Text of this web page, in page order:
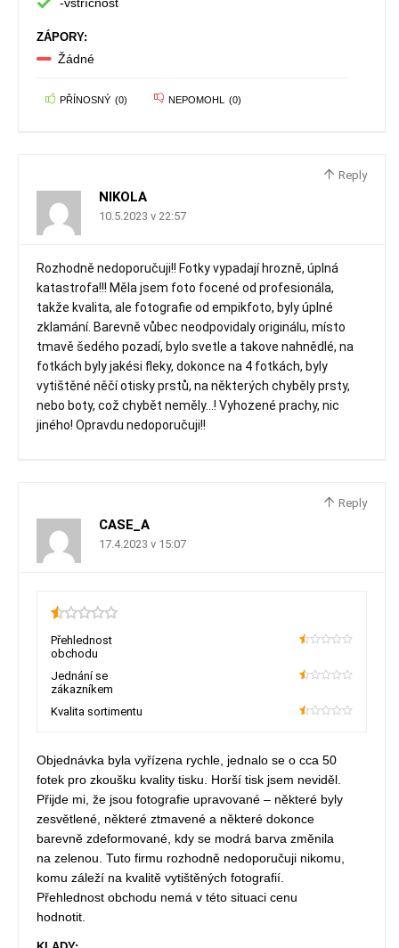
ZÁPORY:
Žádné
PŘÍNOSNÝ (0) NEPOMOHL (0)
Reply
NIKOLA
10.5.2023 v 22:57
Rozhodně nedoporučuji!! Fotky vypadají hrozně, úplná
katastrofa!!! Měla jsem foto focené od profesionála,
takže kvalita, ale fotografie od empikfoto, byly úplné
zklamání. Barevně vůbec neodpovidaly originálu, místo
tmavě šedého pozadí, bylo svetle a takove nahnědlé, na
fotkách byly jakési fleky, dokonce na 4 fotkách, byly
vytištěné něčí otisky prstů, na některých chyběly prsty,
nebo boty, což chybět neměly…! Vyhozené prachy, nic
jiného! Opravdu nedoporučuji!!
Reply
CASE_A
17.4.2023 v 15:07
0.5
Přehlednost
obchodu
Jednání se
zákazníkem
Kvalita sortimentu
Objednávka byla vyřízena rychle, jednalo se o cca 50
fotek pro zkoušku kvality tisku. Horší tisk jsem neviděl.
Přijde mi, že jsou fotografie upravované – některé byly
zesvětlené, některé ztmavené a některé dokonce
barevně zdeformované, kdy se modrá barva změnila
na zelenou. Tuto firmu rozhodně nedoporučuji nikomu,
komu záleží na kvalitě vytištěných fotografií.
Přehlednost obchodu nemá v této situaci cenu
hodnotit.